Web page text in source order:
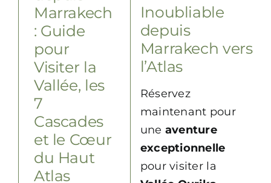
Marrakech
: Guide
pour
Visiter la
Vallée, les
7
Cascades
et le Cœur
du Haut
Atlas
Inoubliable
depuis
Marrakech vers
l’Atlas
Réservez
maintenant pour
une aventure
exceptionnelle
pour visiter la